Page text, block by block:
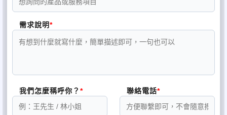
需求說明
我們怎麼稱呼你？ 聯絡電話